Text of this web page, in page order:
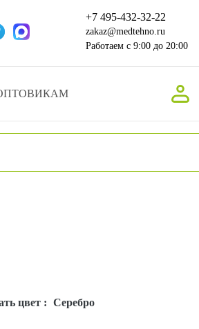
+7 495-432-32-22
zakaz@medtehno.ru
Работаем с 9:00 до 20:00
цвет : Серебро